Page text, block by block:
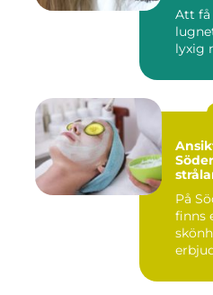
Att få
lyxig
På
finns